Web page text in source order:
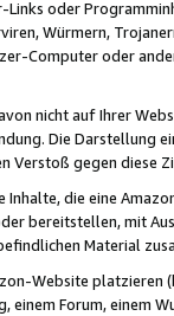
oder
Würmern,
Computer oder
nicht auf Ihrer
Die Darstellung
Verstoß gegen diese
Inhalte, die eine
bereitstellen, mit
Material
Website
einem Forum, einem